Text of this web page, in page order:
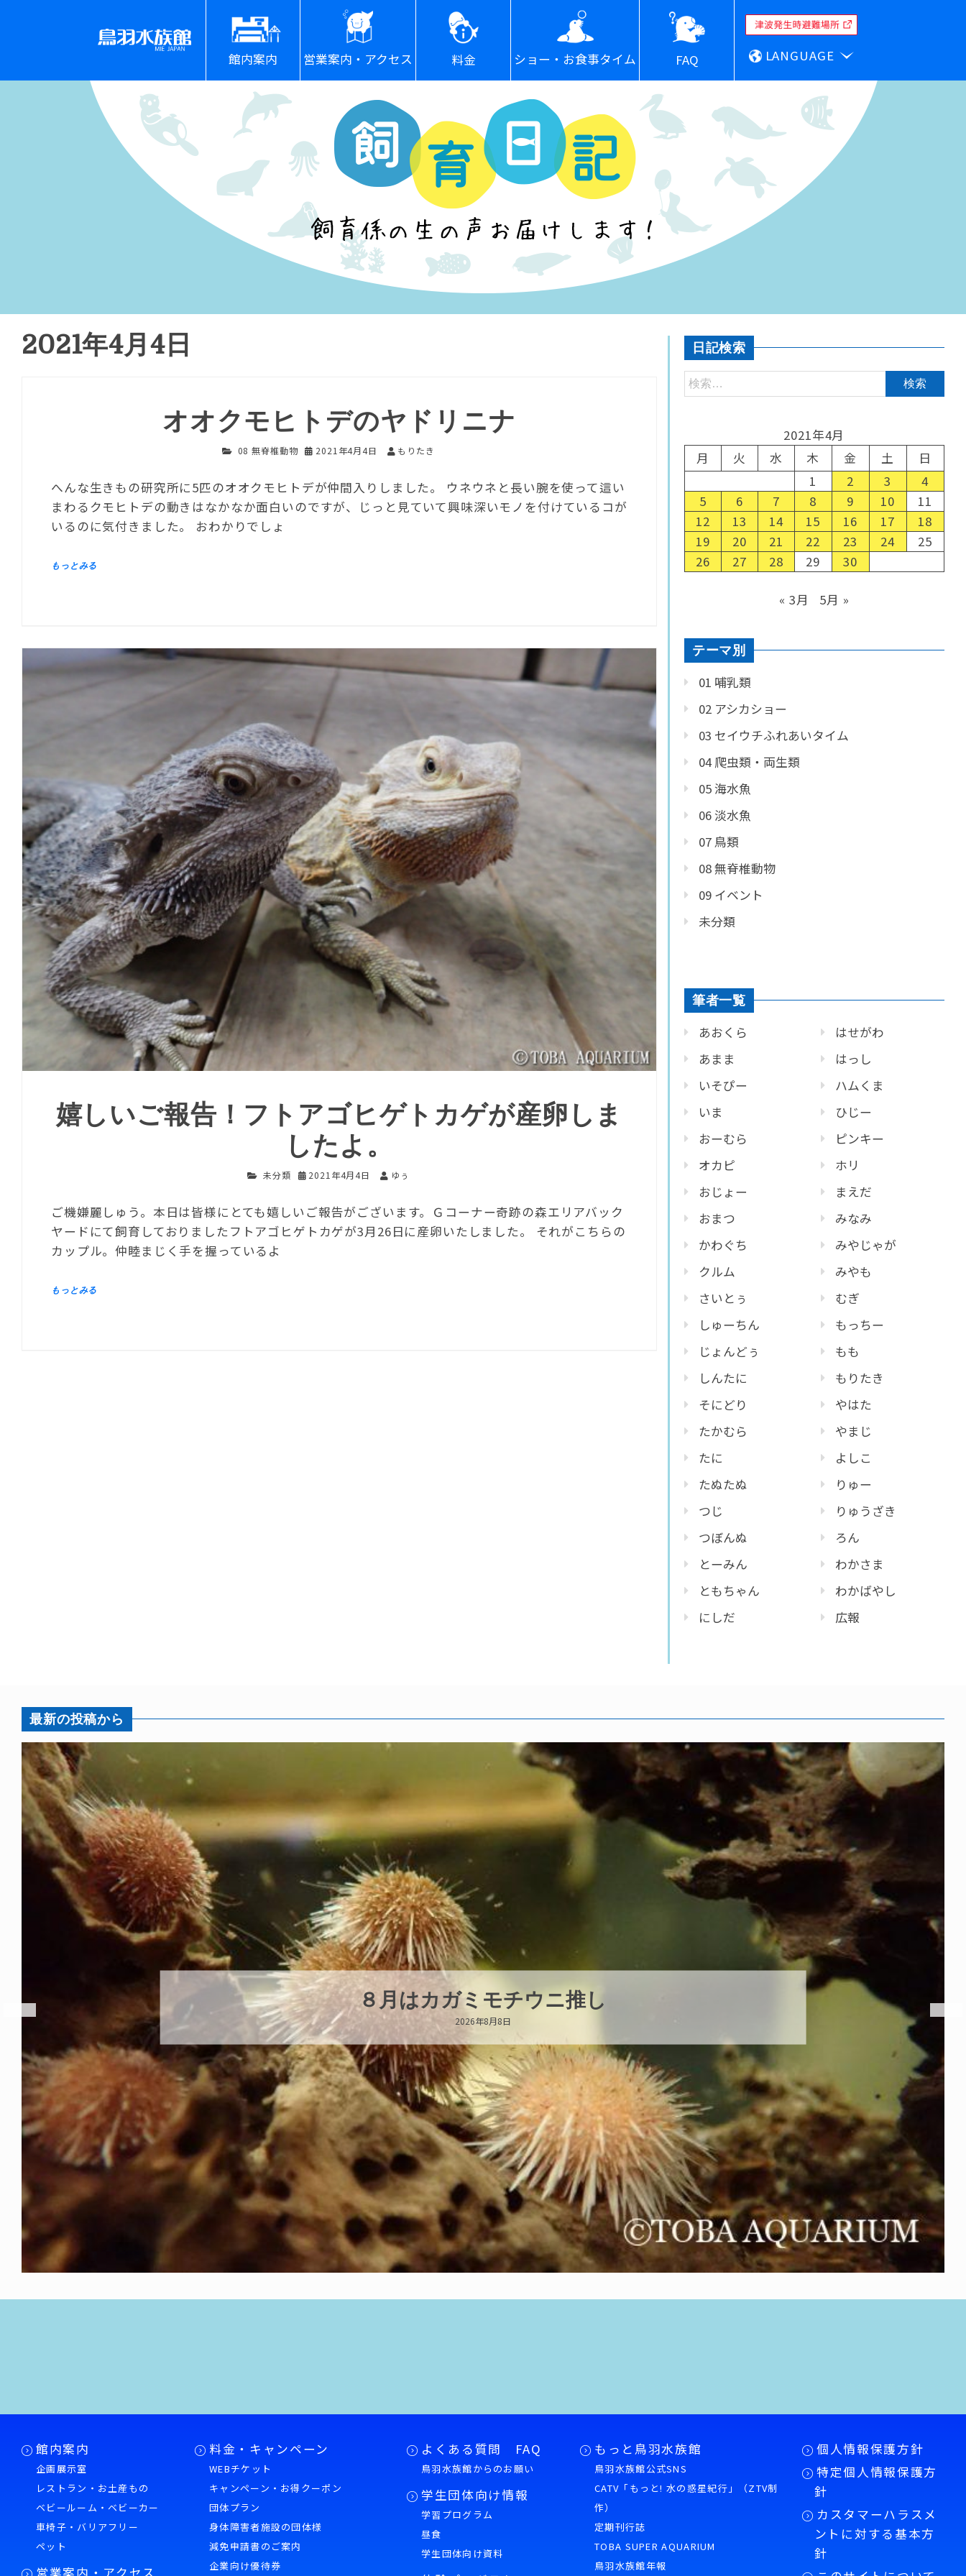
館内案内 営業案内・アクセス 料金 ショー・お食事タイム FAQ LANGUAGE
2021年4月4日
オオクモヒトデのヤドリニナ
08 無脊椎動物 2021年4月4日 もりたき
へんな生きもの研究所に5匹のオオクモヒトデが仲間入りしました。 ウネウネと長い腕を使って這い
まわるクモヒトデの動きはなかなか面白いのですが、じっと見ていて興味深いモノを付けているコが
いるのに気付きました。 おわかりでしょ
嬉しいご報告！フトアゴヒゲトカゲが産卵しま
したよ。
未分類 2021年4月4日 ゆぅ
ご機嫌麗しゅう。本日は皆様にとても嬉しいご報告がございます。Ｇコーナー奇跡の森エリアバック
ヤードにて飼育しておりましたフトアゴヒゲトカゲが3月26日に産卵いたしました。 それがこちらの
カップル。仲睦まじく手を握っているよ
日記検索
2021年4月
月
火 水 木 金 土
日
1
2 3
4
5
6 7 8 9 10
11
12
13 14 15 16 17
18
19
20 21 22 23 24
25
26
27 28 29 30
« 3月 5月 »
テーマ別
01 哺乳類
02 アシカショー
03 セイウチふれあいタイム
04 爬虫類・両生類
05 海水魚
06 淡水魚
07 鳥類
08 無脊椎動物
09 イベント
未分類
筆者一覧
あおくら
あまま
いそぴー
いま
おーむら
オカピ
おじょー
おまつ
かわぐち
クルム
さいとぅ
しゅーちん
じょんどぅ
しんたに
そにどり
たかむら
たに
たぬたぬ
つじ
つぼんぬ
とーみん
ともちゃん
にしだ
はせがわ
はっし
ハムくま
ひじー
ピンキー
ホリ
まえだ
みなみ
みやじゃが
みやも
むぎ
もっちー
もも
もりたき
やはた
やまじ
よしこ
りゅー
りゅうざき
ろん
わかさま
わかばやし
広報
最新の投稿から
新発売！いちこキーホルダー
2026年8月8日
館内案内
企画展示室
レストラン・お土産もの
ベビールーム・ベビーカー
車椅子・バリアフリー
ペット
営業案内・アクセス
料金・キャンペーン
WEBチケット
キャンペーン・お得クーポン
団体プラン
身体障害者施設の団体様
減免申請書のご案内
企業向け優待券
よくある質問 FAQ
鳥羽水族館からのお願い
学生団体向け情報
学習プログラム
昼食
学生団体向け資料
もっと鳥羽水族館
鳥羽水族館公式SNS
CATV「もっと! 水の惑星紀行」（ZTV制
作）
定期刊行誌
TOBA SUPER AQUARIUM
鳥羽水族館年報
個人情報保護方針
特定個人情報保護方
針
カスタマーハラスメ
ントに対する基本方
針